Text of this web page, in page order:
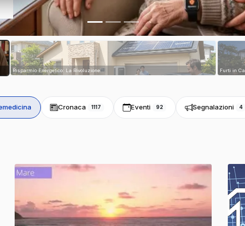
Risparmio Energetico: La Rivoluzione... Furti in
Cronaca 1117 Eventi 92 Segnalazioni 4